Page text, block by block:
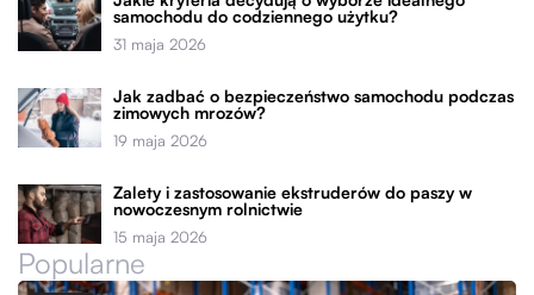
samochodu do codziennego użytku?
31 maja 2026
Jak zadbać o bezpieczeństwo samochodu podczas
zimowych mrozów?
19 maja 2026
Zalety i zastosowanie ekstruderów do paszy w
nowoczesnym rolnictwie
15 maja 2026
Popularne